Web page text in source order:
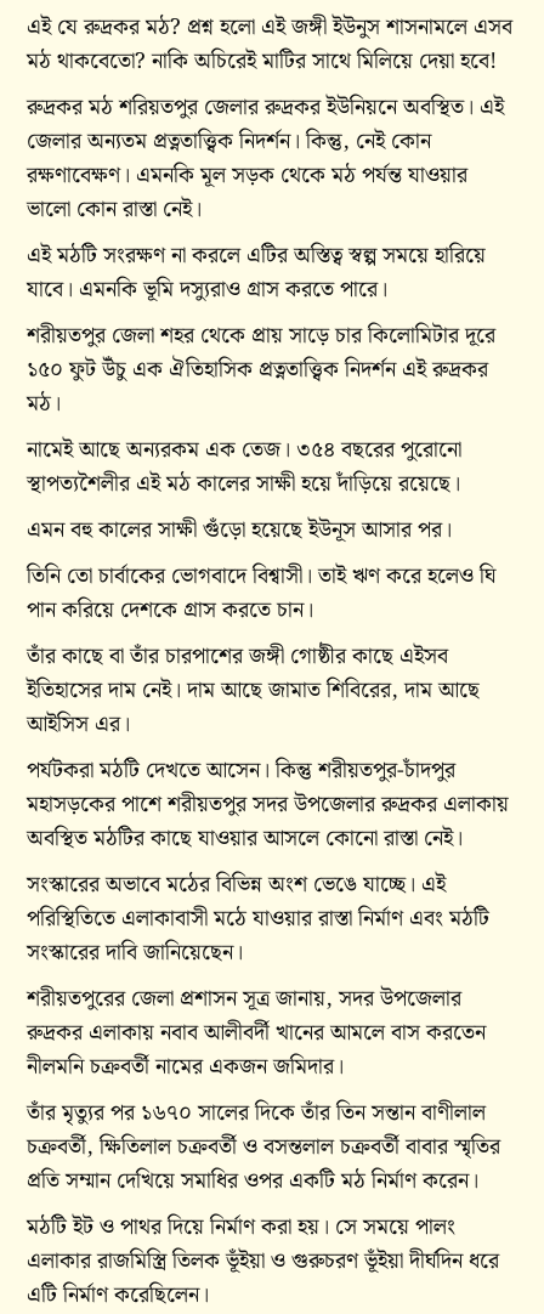
এই যে রুদ্রকর মঠ? প্রশ্ন হলো এই জঙ্গী ইউনুস শাসনামলে এসব
মঠ থাকবেতো? নাকি অচিরেই মাটির সাথে মিলিয়ে দেয়া হবে!
রুদ্রকর মঠ শরিয়তপুর জেলার রুদ্রকর ইউনিয়নে অবস্থিত। এই
জেলার অন্যতম প্রত্নতাত্ত্বিক নিদর্শন। কিন্তু, নেই কোন
রক্ষণাবেক্ষণ। এমনকি মূল সড়ক থেকে মঠ পর্যন্ত যাওয়ার
ভালো কোন রাস্তা নেই।
এই মঠটি সংরক্ষণ না করলে এটির অস্তিত্ব স্বল্প সময়ে হারিয়ে
যাবে। এমনকি ভূমি দস্যুরাও গ্রাস করতে পারে।
শরীয়তপুর জেলা শহর থেকে প্রায় সাড়ে চার কিলোমিটার দূরে
১৫০ ফুট উঁচু এক ঐতিহাসিক প্রত্নতাত্ত্বিক নিদর্শন এই রুদ্রকর
মঠ।
নামেই আছে অন্যরকম এক তেজ। ৩৫৪ বছরের পুরোনো
স্থাপত্যশৈলীর এই মঠ কালের সাক্ষী হয়ে দাঁড়িয়ে রয়েছে।
এমন বহু কালের সাক্ষী গুঁড়ো হয়েছে ইউনূস আসার পর।
তিনি তো চার্বাকের ভোগবাদে বিশ্বাসী। তাই ঋণ করে হলেও ঘি
পান করিয়ে দেশকে গ্রাস করতে চান।
তাঁর কাছে বা তাঁর চারপাশের জঙ্গী গোষ্ঠীর কাছে এইসব
ইতিহাসের দাম নেই। দাম আছে জামাত শিবিরের, দাম আছে
আইসিস এর।
পর্যটকরা মঠটি দেখতে আসেন। কিন্তু শরীয়তপুর-চাঁদপুর
মহাসড়কের পাশে শরীয়তপুর সদর উপজেলার রুদ্রকর এলাকায়
অবস্থিত মঠটির কাছে যাওয়ার আসলে কোনো রাস্তা নেই।
সংস্কারের অভাবে মঠের বিভিন্ন অংশ ভেঙে যাচ্ছে। এই
পরিস্থিতিতে এলাকাবাসী মঠে যাওয়ার রাস্তা নির্মাণ এবং মঠটি
সংস্কারের দাবি জানিয়েছেন।
শরীয়তপুরের জেলা প্রশাসন সূত্র জানায়, সদর উপজেলার
রুদ্রকর এলাকায় নবাব আলীবর্দী খানের আমলে বাস করতেন
নীলমনি চক্রবর্তী নামের একজন জমিদার।
তাঁর মৃত্যুর পর ১৬৭০ সালের দিকে তাঁর তিন সন্তান বাণীলাল
চক্রবর্তী, ক্ষিতিলাল চক্রবর্তী ও বসন্তলাল চক্রবর্তী বাবার স্মৃতির
প্রতি সম্মান দেখিয়ে সমাধির ওপর একটি মঠ নির্মাণ করেন।
মঠটি ইট ও পাথর দিয়ে নির্মাণ করা হয়। সে সময়ে পালং
এলাকার রাজমিস্ত্রি তিলক ভূঁইয়া ও গুরুচরণ ভূঁইয়া দীর্ঘদিন ধরে
এটি নির্মাণ করেছিলেন।